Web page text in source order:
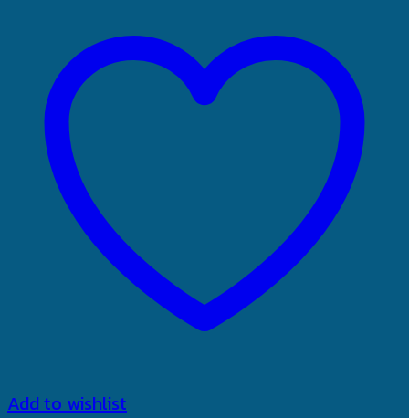
Add to wishlist